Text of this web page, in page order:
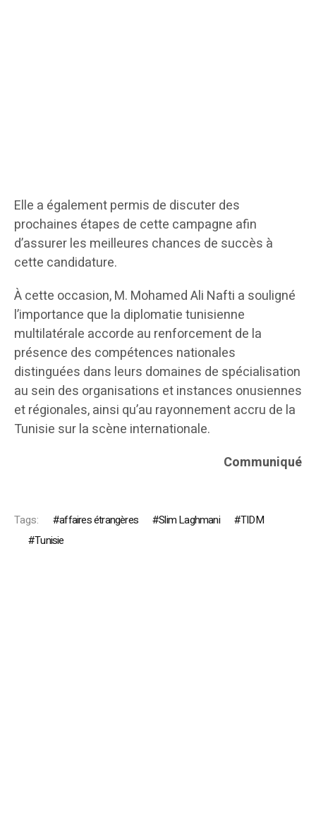
Elle a également permis de discuter des
prochaines étapes de cette campagne afin
d’assurer les meilleures chances de succès à
cette candidature.
À cette occasion, M. Mohamed Ali Nafti a souligné
l’importance que la diplomatie tunisienne
multilatérale accorde au renforcement de la
présence des compétences nationales
distinguées dans leurs domaines de spécialisation
au sein des organisations et instances onusiennes
et régionales, ainsi qu’au rayonnement accru de la
Tunisie sur la scène internationale.
Communiqué
Tags: affaires étrangères Slim Laghmani
TIDM
Tunisie